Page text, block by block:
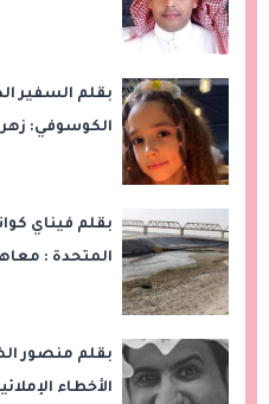
بقلم السفير
الكوسوفي:
بقلم فيناي
المتحدة :
بقلم منصور
الأخطاء